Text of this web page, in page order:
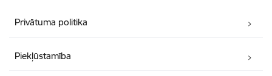
Privātuma politika
Piekļūstamība